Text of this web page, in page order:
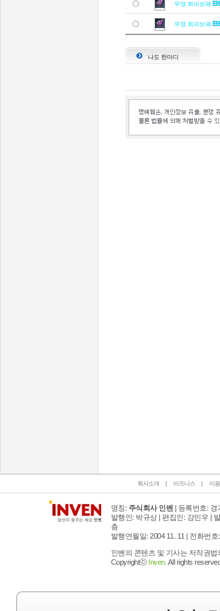
무영 회피보패
무영 회피보패
나도 한마디
회사소개 비즈니스 이
명칭: 주식회사 인벤 | 등록번호: 경
발행인: 박규상 | 편집인: 강민우 |
층
발행연월일: 2004 11. 11 | 전화번호
인벤의 콘텐츠 및 기사는 저작권
Copyrightⓒ Inven.All rights